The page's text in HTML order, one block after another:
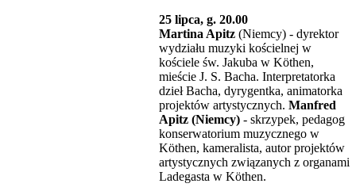
25 lipca, g. 20.00
Martina Apitz (Niemcy) - dyrektor
wydziału muzyki kościelnej w
kościele św. Jakuba w Köthen,
mieście J. S. Bacha. Interpretatorka
dzieł Bacha, dyrygentka, animatorka
projektów artystycznych. Manfred
Apitz (Niemcy) - skrzypek, pedagog
konserwatorium muzycznego w
Köthen, kameralista, autor projektów
artystycznych związanych z organami
Ladegasta w Köthen.